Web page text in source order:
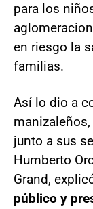
para los
en riesgo la
familias.
Así lo dio a
junto a sus
Humberto
Grand,
público y